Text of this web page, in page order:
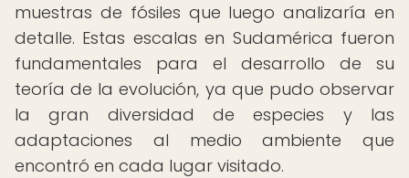
muestras de fósiles que luego analizaría en
detalle. Estas escalas en Sudamérica fueron
fundamentales para el desarrollo de su
teoría de la evolución, ya que pudo observar
la gran diversidad de especies y las
adaptaciones al medio ambiente que
encontró en cada lugar visitado.